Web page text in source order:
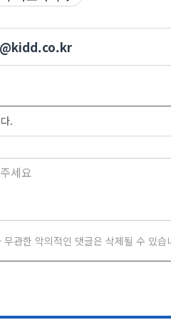
.
무관한 악의적인 댓글은 삭제될 수 있습